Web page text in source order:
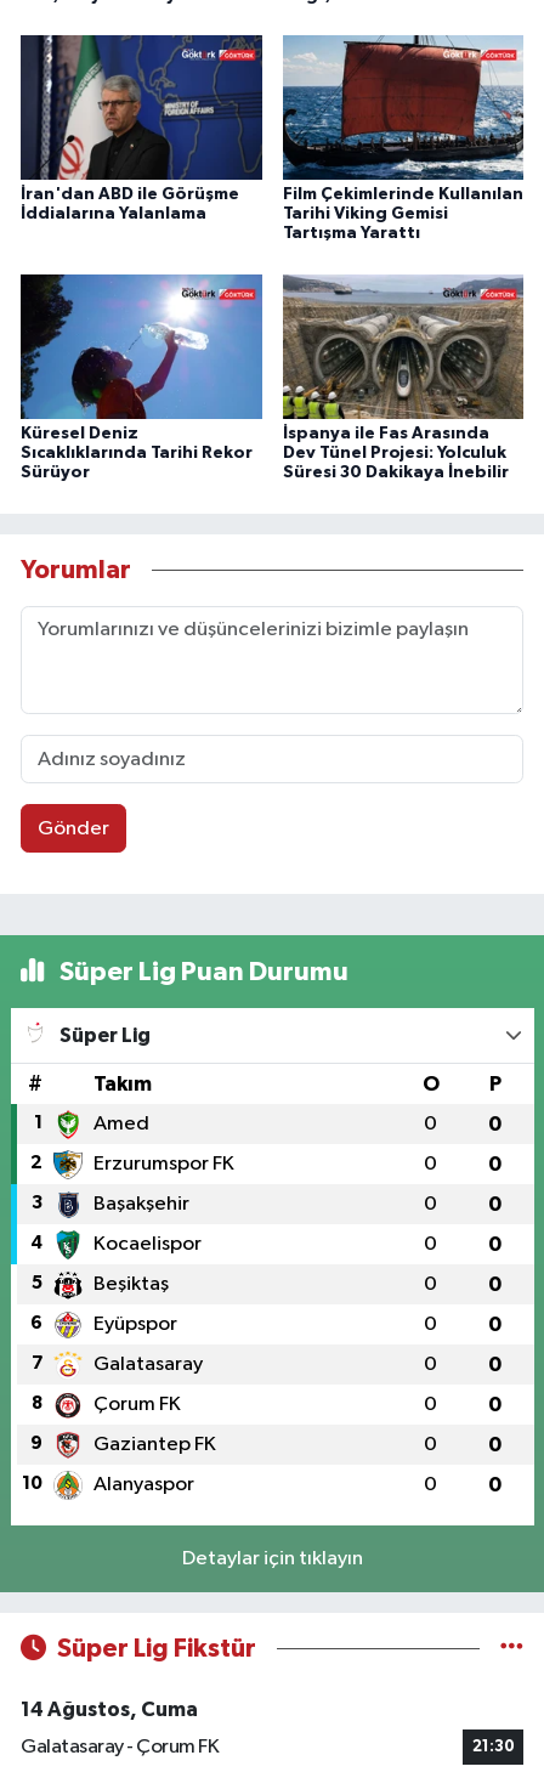
İran'dan ABD ile Görüşme
İddialarına Yalanlama
Film Çekimlerinde Kullanılan
Tarihi Viking Gemisi
Tartışma Yarattı
Küresel Deniz
Sıcaklıklarında Tarihi Rekor
Sürüyor
İspanya ile Fas Arasında
Dev Tünel Projesi: Yolculuk
Süresi 30 Dakikaya İnebilir
Yorumlar
Gönder
Süper Lig Puan Durumu
Süper Lig
# Takım O P
1 Amed 0 0
2 Erzurumspor FK 0 0
3 Başakşehir 0 0
4 Kocaelispor 0 0
5 Beşiktaş 0 0
6 Eyüpspor 0 0
7 Galatasaray 0 0
8 Çorum FK 0 0
9 Gaziantep FK 0 0
10 Alanyaspor 0 0
Detaylar için tıklayın
Süper Lig Fikstür
14 Ağustos, Cuma
Galatasaray - Çorum FK
21:30